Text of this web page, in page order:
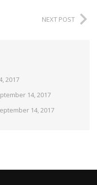
NEXT POST
2017
14, 2017
14, 2017